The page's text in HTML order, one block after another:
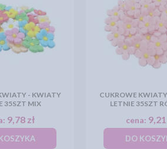
- KWIATY
35SZT MIX
9,78 zł
CUKROWE
LETNIE 35SZT
cena: 9,21
DO